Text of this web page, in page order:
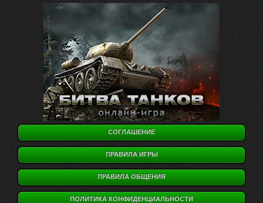
СОГЛАШЕНИЕ
ПРАВИЛА ИГРЫ
ПРАВИЛА ОБЩЕНИЯ
ПОЛИТИКА КОНФИДЕНЦИАЛЬНОСТИ